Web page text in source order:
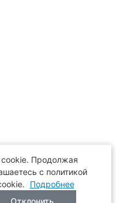
cookie. Продолжая
с политикой
Подробнее
Отклонить